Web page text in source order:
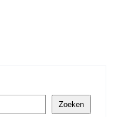
Zoeken